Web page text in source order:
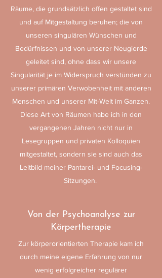
Räume, die grundsätzlich offen gestaltet sind
und auf Mitgestaltung beruhen; die von
unseren singulären Wünschen und
Bedürfnissen und von unserer Neugierde
geleitet sind, ohne dass wir unsere
Singularität je im Widerspruch verstünden zu
unserer primären Verwobenheit mit anderen
Menschen und unserer Mit-Welt im Ganzen.
Diese Art von Räumen habe ich in den
vergangenen Jahren nicht nur in
Lesegruppen und privaten Kolloquien
mitgestaltet, sondern sie sind auch das
Leitbild meiner Pantarei- und Focusing-
Sitzungen.
Von der Psychoanalyse zur
Körpertherapie
Zur körperorientierten Therapie kam ich
durch meine eigene Erfahrung von nur
wenig erfolgreicher regulärer